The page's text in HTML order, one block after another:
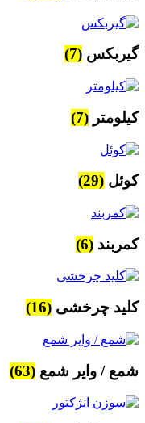
گیربکس (7)
کیلومتر (7)
کوئل (29)
کمربند (6)
کلید چرخشی (16)
شمع / وایر شمع (63)